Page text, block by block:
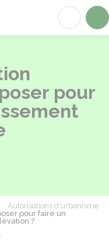
pour
Autorisations d'urbanisme
pour faire un
?